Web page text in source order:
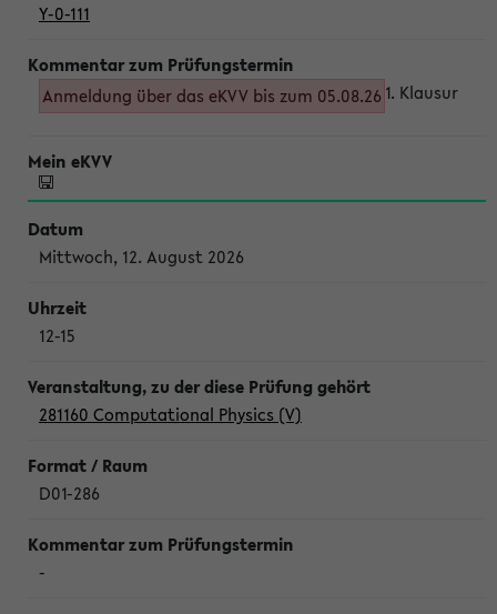
Y-0-111
Anmeldung über das eKVV bis zum 05.08.26 1. Klausur
Mittwoch, 12. August 2026
12-15
281160 Computational Physics (V)
D01-286
-